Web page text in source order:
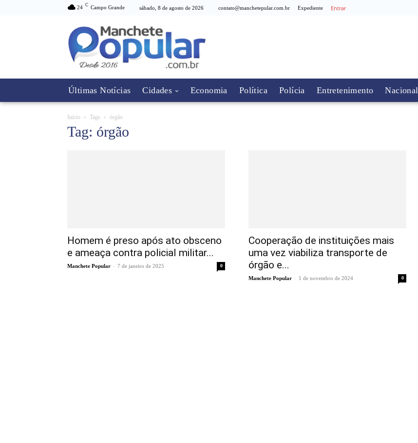
24 C Campo Grande sábado, 8 de agosto de 2026 contato@manchetepular.com.br Expediente Entrar
Últimas Notícias Cidades Economia Política Polícia Entretenimento Nacional
Início Tags órgão
Tag: órgão
Homem é preso após ato obsceno
e ameaça contra policial militar...
Manchete Popular - 7 de janeiro de 2025 0
Cooperação de instituições mais
uma vez viabiliza transporte de
órgão e...
Manchete Popular - 1 de novembro de 2024 0